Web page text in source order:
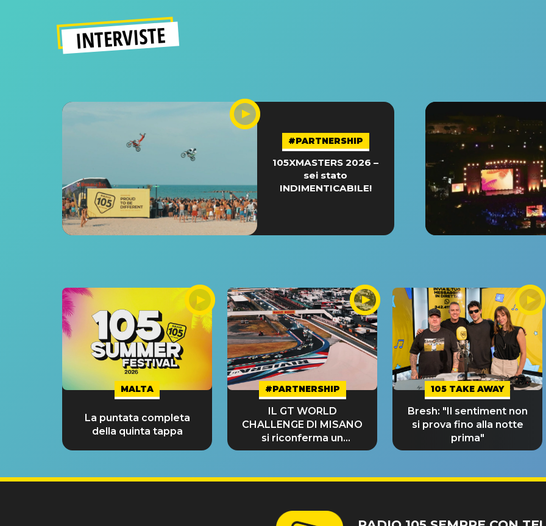
INTERVISTE
#PARTNERSHIP
105XMASTERS 2026 –
sei stato
INDIMENTICABILE!
MALTA
La puntata completa
della quinta tappa
#PARTNERSHIP
IL GT WORLD
CHALLENGE DI MISANO
si riconferma un
GRANDE SUCCESSO!
105 TAKE AWAY
Bresh: "Il sentiment non
si prova fino alla notte
prima"